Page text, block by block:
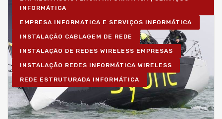
INFORMÁTICA
EMPRESA INFORMATICA E SERVIÇOS INFORMÁTICA
INSTALAÇÃO CABLAGEM DE REDE
INSTALAÇÃO DE REDES WIRELESS EMPRESAS
INSTALAÇÃO REDES INFORMÁTICA WIRELESS
REDE ESTRUTURADA INFORMÁTICA